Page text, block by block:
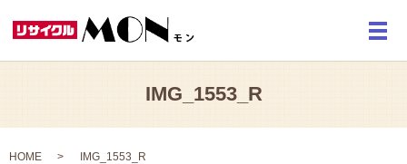
メ
IMG_1553_R
HOME IMG_1553_R